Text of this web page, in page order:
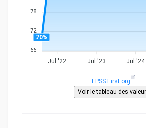
78
72
66
70%
Jul '22 Jul '23 Jul '24
EPSS First.org